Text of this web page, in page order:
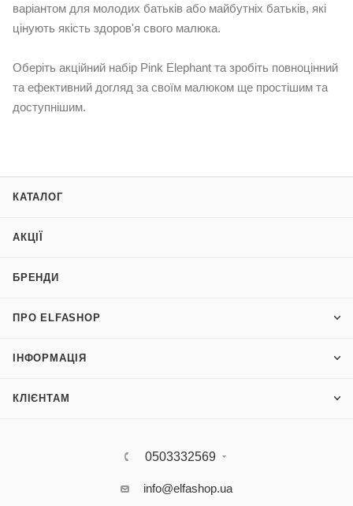
варіантом для молодих батьків або майбутніх батьків, які
цінують якість здоров'я свого малюка.
Оберіть акційний набір Pink Elephant та зробіть повноцінний
та ефективний догляд за своїм малюком ще простішим та
доступнішим.
КАТАЛОГ
АКЦІЇ
БРЕНДИ
ПРО ELFASHOP
ІНФОРМАЦІЯ
КЛІЄНТАМ
0503332569
info@elfashop.ua